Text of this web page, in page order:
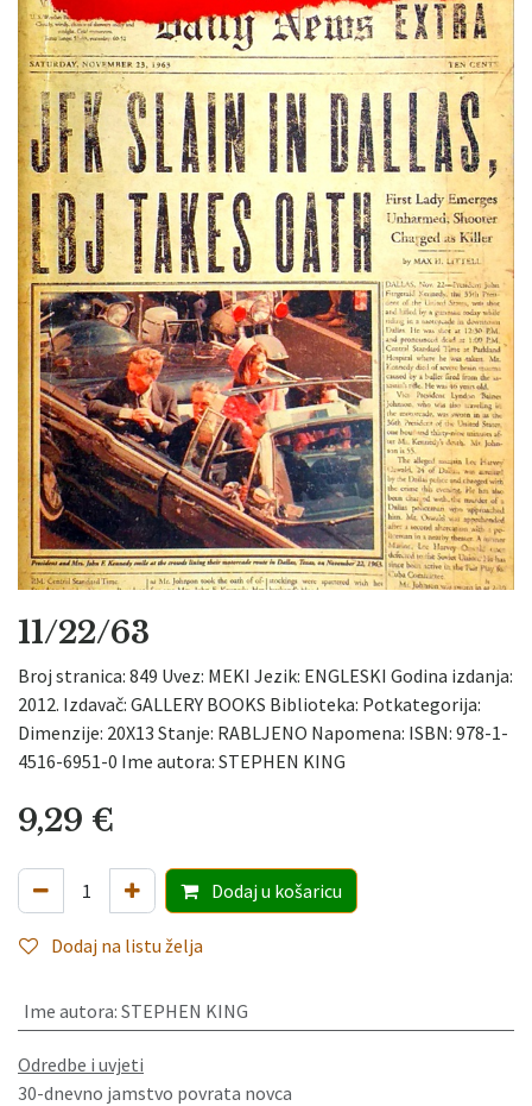
11/22/63
Broj stranica: 849 Uvez: MEKI Jezik: ENGLESKI Godina izdanja:
2012. Izdavač: GALLERY BOOKS Biblioteka: Potkategorija:
Dimenzije: 20X13 Stanje: RABLJENO Napomena: ISBN: 978-1-
4516-6951-0 Ime autora: STEPHEN KING
9,29 €
Dodaju košaricu
Dodaj na listu želja
Ime autora: STEPHEN KING
Odredbe i uvjeti
30-dnevno jamstvo povrata novca